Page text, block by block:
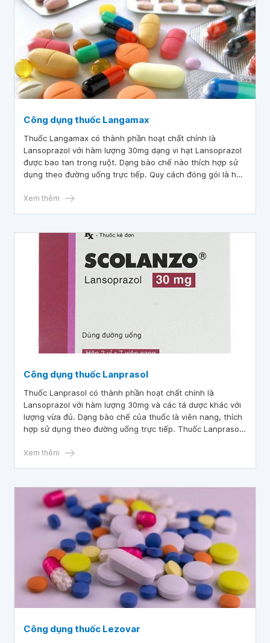
Công dụng thuốc Langamax
Thuốc Langamax có thành phần hoạt chất chính là
Lansoprazol với hàm lượng 30mg dạng vi hạt Lansoprazol
được bao tan trong ruột. Dạng bào chế nào thích hợp sử
dụng theo đường uống trực tiếp. Quy cách đóng gói là hộp
Langamax thuộc nhóm thuốc điều trị các bệnh lý về đường
Xem thêm
Công dụng thuốc Lanprasol
Thuốc Lanprasol có thành phần hoạt chất chính là
Lansoprazol với hàm lượng 30mg và các tá dược khác với
lượng vừa đủ. Dạng bào chế của thuốc là viên nang, thích
hợp sử dụng theo đường uống trực tiếp. Thuốc Lanprasol
viêm thực quản có trợt loét, loét dạ dày- tá tràng cấp tính,
Xem thêm
Công dụng thuốc Lezovar